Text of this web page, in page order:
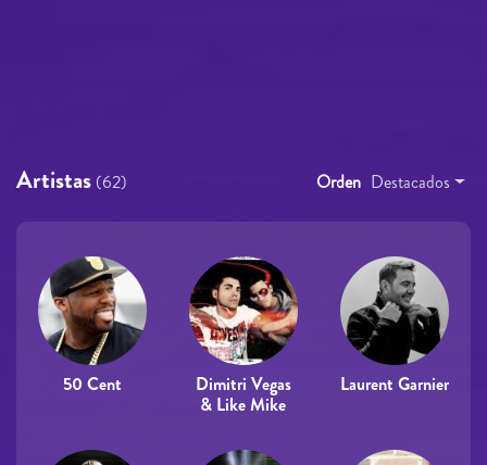
Artistas (62) Orden Destacados
50 Cent
Dimitri Vegas
& Like Mike
Laurent Garnier